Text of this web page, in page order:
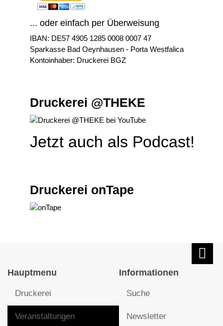
... oder einfach per Überweisung
IBAN: DE57 4905 1285 0008 0007 47
Sparkasse Bad Oeynhausen - Porta Westfalica
Kontoinhaber: Druckerei BGZ
Druckerei @THEKE
Jetzt auch als Podcast!
Druckerei onTape
Hauptmenu
Druckerei
Veranstaltungen
Informationen
Suche
Newsletter